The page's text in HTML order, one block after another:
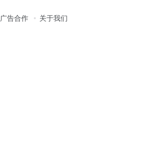
广告合作 关于我们